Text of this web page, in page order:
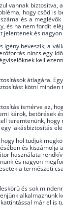
vannak biztosítva,
hogy csőd
és a
és ha nem fordít
és
igény beveszik, a
nincs egy
kell
átlagára.
kötni
ismérve az,
károk, betörések
teremtenünk,
lakásbiztosítás
hol tudjuk
és
használata
és nagyon
a természeti
és sok
már el